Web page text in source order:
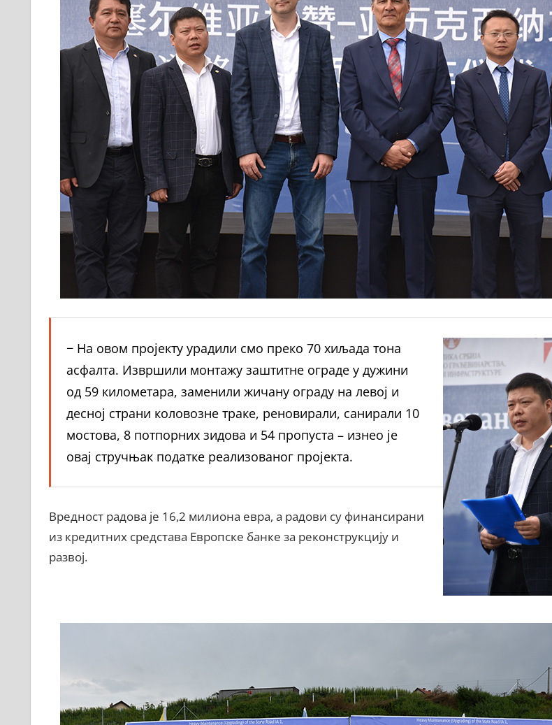
− На овом пројекту урадили смо преко 70 хиљада тона
асфалта. Извршили монтажу заштитне ограде у дужини
од 59 километара, заменили жичану ограду на левој и
десној страни коловозне траке, реновирали, санирали 10
мостова, 8 потпорних зидова и 54 пропуста – изнео је
овај стручњак податке реализованог пројекта.
Вредност радова је 16,2 милиона евра, а радови су финансирани
из кредитних средстава Европске банке за реконструкцију и
развој.